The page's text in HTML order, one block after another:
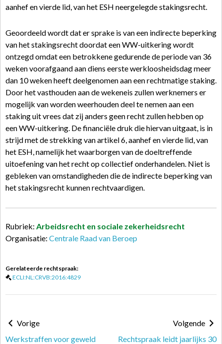
aanhef en vierde lid, van het ESH neergelegde stakingsrecht.
Geoordeeld wordt dat er sprake is van een indirecte beperking
van het stakingsrecht doordat een WW-uitkering wordt
ontzegd omdat een betrokkene gedurende de periode van 36
weken voorafgaand aan diens eerste werkloosheidsdag meer
dan 10 weken heeft deelgenomen aan een rechtmatige staking.
Door het vasthouden aan de wekeneis zullen werknemers er
mogelijk van worden weerhouden deel te nemen aan een
staking uit vrees dat zij anders geen recht zullen hebben op
een WW-uitkering. De financiële druk die hiervan uitgaat, is in
strijd met de strekking van artikel 6, aanhef en vierde lid, van
het ESH, namelijk het waarborgen van de doeltreffende
uitoefening van het recht op collectief onderhandelen. Niet is
gebleken van omstandigheden die de indirecte beperking van
het stakingsrecht kunnen rechtvaardigen.
Rubriek: Arbeidsrecht en sociale zekerheidsrecht
Organisatie: Centrale Raad van Beroep
Gerelateerde rechtspraak:
ECLI:NL:CRVB:2016:4829
Vorige
Werkstraffen voor geweld
Volgende
Rechtspraak leidt jaarlijks 30